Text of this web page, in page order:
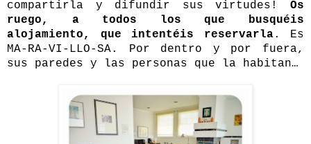
compartirla y difundir sus virtudes! Os
ruego, a todos los que busquéis
alojamiento, que intentéis reservarla. Es
MA-RA-VI-LLO-SA. Por dentro y por fuera,
sus paredes y las personas que la habitan…